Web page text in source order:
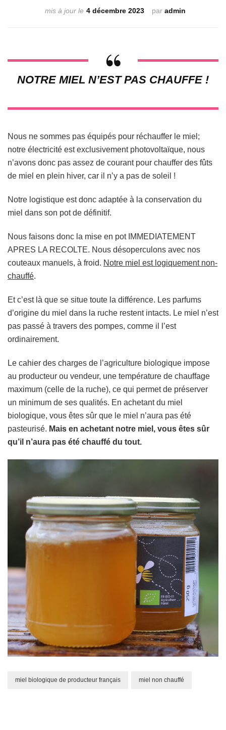
par admin
mis à jour le 4 décembre 2023
NOTRE MIEL N’EST PAS CHAUFFE !
Nous ne sommes pas équipés pour réchauffer le miel;
notre électricité est exclusivement photovoltaïque, nous
n’avons donc pas assez de courant pour chauffer des fûts
de miel en plein hiver, car il n’y a pas de soleil !
Notre logistique est donc adaptée à la conservation du
miel dans son pot de définitif.
Nous faisons donc la mise en pot IMMEDIATEMENT
APRES LA RECOLTE. Nous désoperculons avec nos
couteaux manuels, à froid. Notre miel est logiquement non-
chauffé.
Et c’est là que se situe toute la différence. Les parfums
d’origine du miel dans la ruche restent intacts. Le miel n’est
pas passé à travers des pompes, comme il l’est
ordinairement.
Le cahier des charges de l’agriculture biologique impose
au producteur ou vendeur, une température de chauffage
maximum (celle de la ruche), ce qui permet de préserver
un minimum de ses qualités. En achetant du miel
biologique, vous êtes sûr que le miel n’aura pas été
pasteurisé. Mais en achetant notre miel, vous êtes sûr
qu’il n’aura pas été chauffé du tout.
miel biologique de producteur français miel non chauffé